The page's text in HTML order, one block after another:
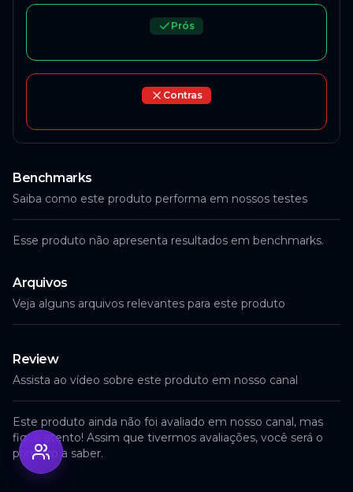
Prós
Contras
Benchmarks
Saiba como este produto performa em nossos testes
Esse produto não apresenta resultados em benchmarks.
Arquivos
Veja alguns arquivos relevantes para este produto
Review
Assista ao vídeo sobre este produto em nosso canal
Este produto ainda não foi avaliado em nosso canal, mas
fique atento! Assim que tivermos avaliações, você será o
primeiro a saber.